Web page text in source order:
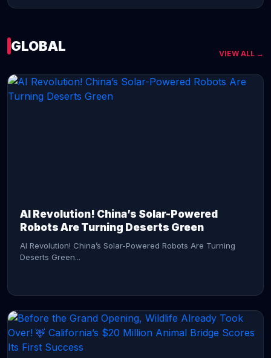
GLOBAL VIEW ALL →
AI Revolution! China’s Solar-Powered
Robots Are Turning Deserts Green
AI Revolution! China’s Solar-Powered Robots Are Turning
Deserts Green...